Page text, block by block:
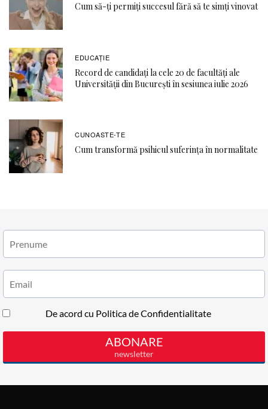
Cum să-ți permiți succesul fără să te simți vinovat
EDUCAŢIE
Record de candidați la cele 20 de facultăți ale
Universității din București în sesiunea iulie 2026
CUNOASTE-TE
Cum transformă psihicul suferința în normalitate